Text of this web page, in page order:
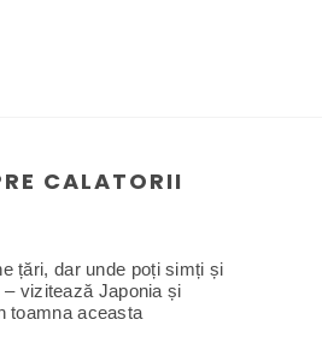
CALATORII
țări, dar unde poți simți și
vizitează Japonia și
toamna aceasta